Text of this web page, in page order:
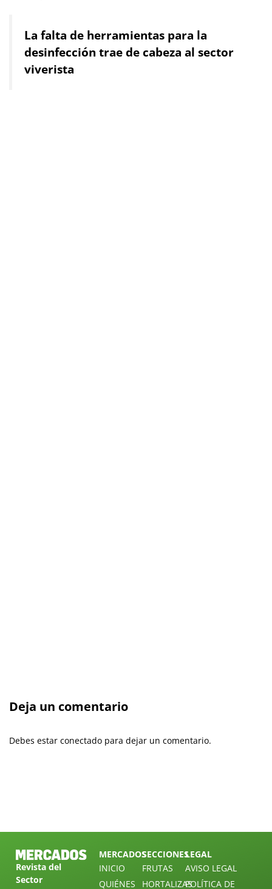
La falta de herramientas para la
desinfección trae de cabeza al sector
viverista
Deja un comentario
Debes estar conectado para dejar un comentario.
Revista del
Sector
MERCADOS
INICIO
QUIÉNES
SECCIONES
FRUTAS
HORTALIZAS
LEGAL
AVISO LEGAL
POLÍTICA DE